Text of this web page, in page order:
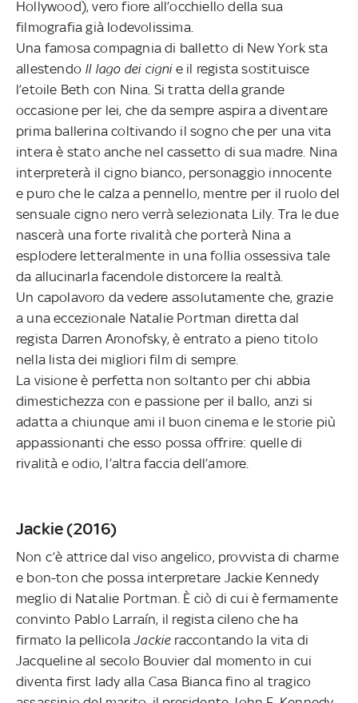
Hollywood), vero fiore all’occhiello della sua
filmografia già lodevolissima.
Una famosa compagnia di balletto di New York sta
allestendo Il lago dei cignie il regista sostituisce
l’etoile Beth con Nina. Si tratta della grande
occasione per lei, che da sempre aspira a diventare
prima ballerina coltivando il sogno che per una vita
intera è stato anche nel cassetto di sua madre. Nina
interpreterà il cigno bianco, personaggio innocente
e puro che le calza a pennello, mentre per il ruolo del
sensuale cigno nero verrà selezionata Lily. Tra le due
nascerà una forte rivalità che porterà Nina a
esplodere letteralmente in una follia ossessiva tale
da allucinarla facendole distorcere la realtà.
Un capolavoro da vedere assolutamente che, grazie
a una eccezionale Natalie Portman diretta dal
regista Darren Aronofsky, è entrato a pieno titolo
nella lista dei migliori film di sempre.
La visione è perfetta non soltanto per chi abbia
dimestichezza con e passione per il ballo, anzi si
adatta a chiunque ami il buon cinema e le storie più
appassionanti che esso possa offrire: quelle di
rivalità e odio, l’altra faccia dell’amore.
Jackie (2016)
Non c’è attrice dal viso angelico, provvista di charme
e bon-ton che possa interpretare Jackie Kennedy
meglio di Natalie Portman. È ciò di cui è fermamente
convinto Pablo Larraín, il regista cileno che ha
firmato la pellicolaJackieraccontando la vita di
Jacqueline al secolo Bouvier dal momento in cui
diventa first lady alla Casa Bianca fino al tragico